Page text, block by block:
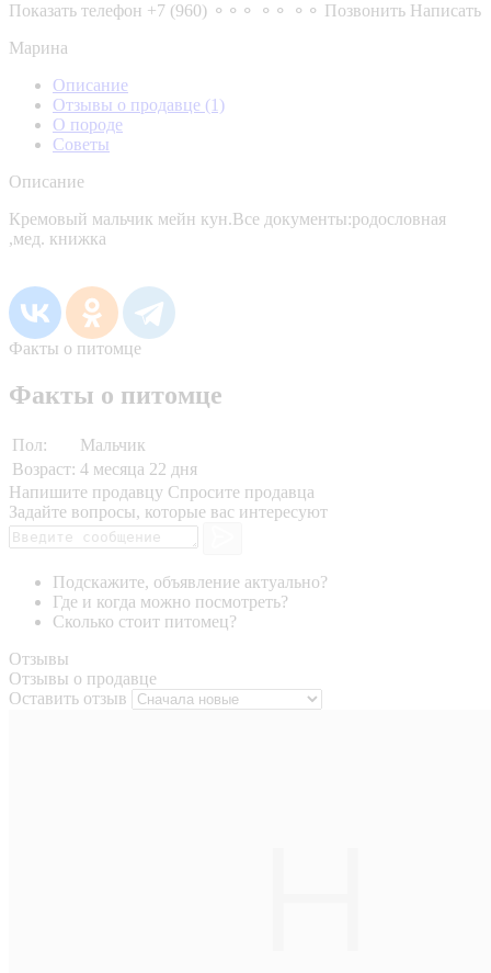
Показать телефон +7 (960) ⚬⚬⚬ ⚬⚬ ⚬⚬ Позвонить Написать
Марина
Описание
Отзывы о продавце (1)
О породе
Советы
Описание
Кремовый мальчик мейн кун.Все документы:родословная
,мед. книжка
Факты о питомце
Факты о питомце
Пол:
Мальчик
Возраст: 4 месяца 22 дня
Напишите продавцу Спросите продавца
Задайте вопросы, которые вас интересуют
Подскажите, объявление актуально?
Где и когда можно посмотреть?
Сколько стоит питомец?
Отзывы
Отзывы о продавце
Оставить отзыв